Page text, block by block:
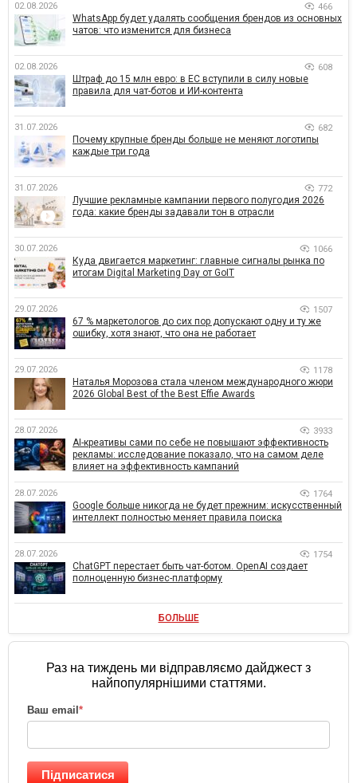
02.08.2026 466
WhatsApp будет удалять сообщения брендов из основных
чатов: что изменится для бизнеса
02.08.2026 608
Штраф до 15 млн евро: в ЕС вступили в силу новые
правила для чат-ботов и ИИ-контента
31.07.2026 682
Почему крупные бренды больше не меняют логотипы
каждые три года
31.07.2026 772
Лучшие рекламные кампании первого полугодия 2026
года: какие бренды задавали тон в отрасли
30.07.2026 1066
Куда двигается маркетинг: главные сигналы рынка по
итогам Digital Marketing Day от GoIT
29.07.2026 1507
67 % маркетологов до сих пор допускают одну и ту же
ошибку, хотя знают, что она не работает
29.07.2026 1178
Наталья Морозова стала членом международного жюри
2026 Global Best of the Best Effie Awards
28.07.2026 3933
AI-креативы сами по себе не повышают эффективность
рекламы: исследование показало, что на самом деле
влияет на эффективность кампаний
28.07.2026 1764
Google больше никогда не будет прежним: искусственный
интеллект полностью меняет правила поиска
28.07.2026 1754
ChatGPT перестает быть чат-ботом. OpenAI создает
полноценную бизнес-платформу
БОЛЬШЕ
Раз на тиждень ми відправляємо дайджест з
найпопулярнішими статтями.
Ваш email *
Підписатися